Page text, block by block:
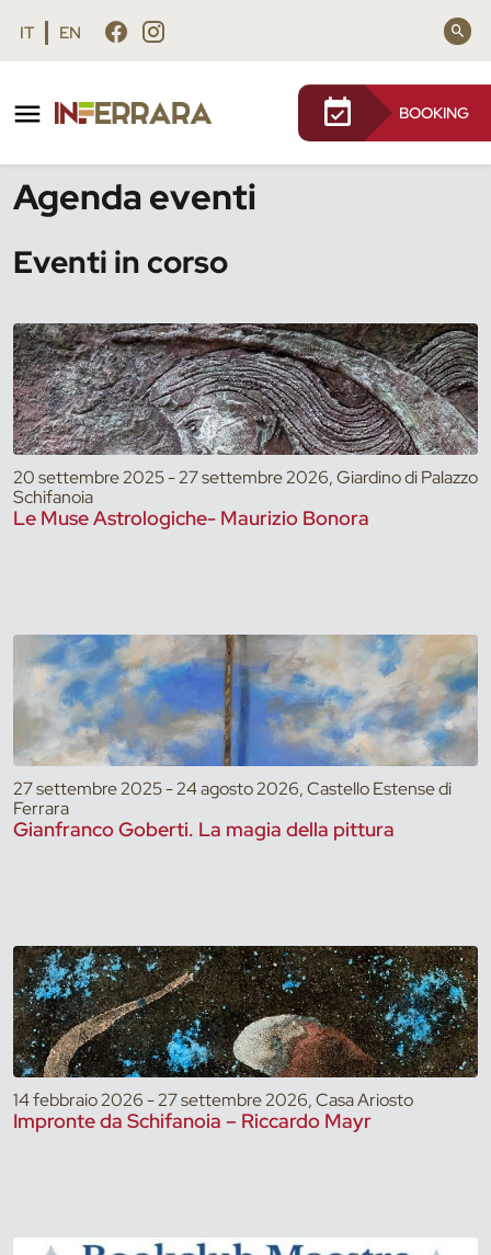
Vai al contenuto principale
Vai al footer
IT EN
BOOKING
Agenda eventi
Eventi in corso
20 settembre 2025 - 27 settembre 2026, Giardino di Palazzo
Schifanoia
Le Muse Astrologiche- Maurizio Bonora
27 settembre 2025 - 24 agosto 2026, Castello Estense di
Ferrara
Gianfranco Goberti. La magia della pittura
14 febbraio 2026 - 27 settembre 2026, Casa Ariosto
Impronte da Schifanoia – Riccardo Mayr